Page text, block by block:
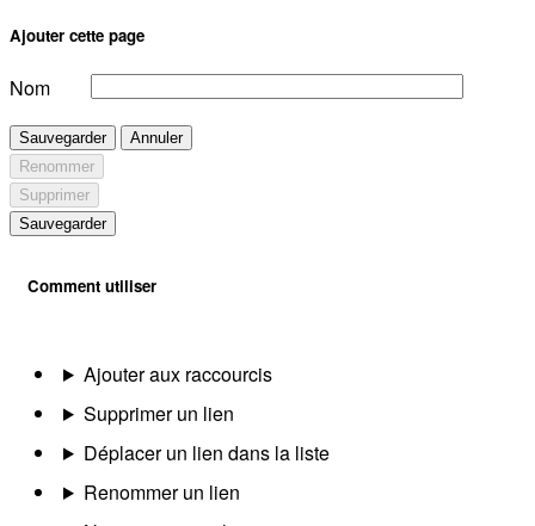
Ajouter cette page
Nom
Sauvegarder
Annuler
Renommer
Supprimer
Sauvegarder
Comment utiliser
Ajouter aux raccourcis
Supprimer un lien
Déplacer un lien dans la liste
Renommer un lien